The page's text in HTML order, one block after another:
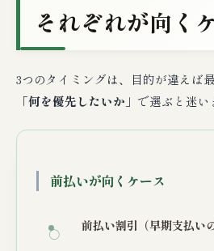
それぞれが向く
3つのタイミングは、目的が違えば
「何を優先したいか」 で選ぶと迷い
前払いが向くケース
前払い割引（早期支払い